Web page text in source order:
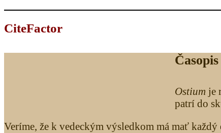
CiteFactor
Ostium je
patrí do
Veríme, že k vedeckým výsledkom má mať